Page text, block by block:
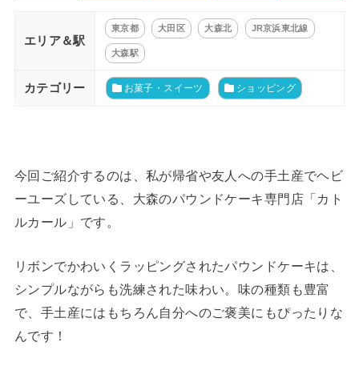
エリア＆駅
東京都 大田区 大森北 JR京浜東北線
大森駅
カテゴリー お菓子・スイーツ ショッピング
今回ご紹介するのは、私が帰省や友人への手土産でヘビ
ーユーズしている、大森のパウンドケーキ専門店「カト
ルカール」です。
リボンでかわいくラッピングされたパウンドケーキは、
シンプルながらも洗練された味わい。味の種類も豊富
で、手土産にはもちろん自分へのご褒美にもぴったりな
んです！